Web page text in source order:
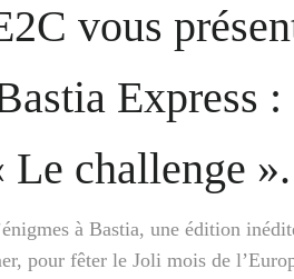
vous
Express :
Le challenge ».
à Bastia, une édition
pour fêter le Joli mois de